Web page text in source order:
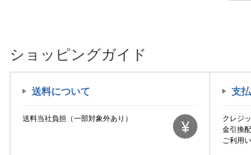
ショッピングガイド
送料について
送料当社負担（一部対象外あり）
支
クレジ
金引換
ご利用